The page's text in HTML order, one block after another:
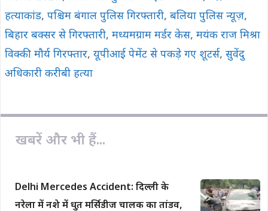
हत्याकांड, पश्चिम बंगाल पुलिस गिरफ्तारी, बलिया पुलिस न्यूज़,
बिहार बक्सर से गिरफ्तारी, मध्यमग्राम मर्डर केस, मयंक राज मिश्रा
विक्की मौर्य गिरफ्तार, यूपीआई पेमेंट से पकड़े गए शूटर्स, सुवेंदु
अधिकारी करीबी हत्या
खबरें और भी हैं...
Delhi Mercedes Accident: दिल्ली के
नरेला में नशे में धुत मर्सिडीज चालक का तांडव,